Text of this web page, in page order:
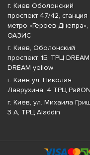
г. Киев Оболонский
проспект 47/42, станция
метро «Героев
ОАЗИС
г. Киев, Оболонский
проспект, 1Б, ТРЦ
DREAM yellow
г. Киев ул. Николая
Лаврухина, 4 ТРЦ РайON
г. Киев, ул. Михаила
3 А, ТРЦ Aladdin